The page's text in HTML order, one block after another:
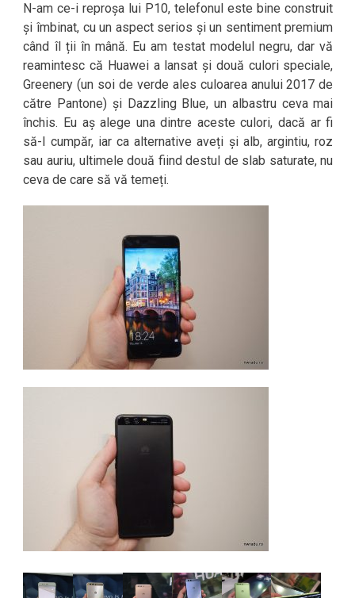
N-am ce-i reproșa lui P10, telefonul este bine construit
și îmbinat, cu un aspect serios și un sentiment premium
când îl ții în mână. Eu am testat modelul negru, dar vă
reamintesc că Huawei a lansat și două culori speciale,
Greenery (un soi de verde ales culoarea anului 2017 de
către Pantone) și Dazzling Blue, un albastru ceva mai
închis. Eu aș alege una dintre aceste culori, dacă ar fi
să-l cumpăr, iar ca alternative aveți și alb, argintiu, roz
sau auriu, ultimele două fiind destul de slab saturate, nu
ceva de care să vă temeți.